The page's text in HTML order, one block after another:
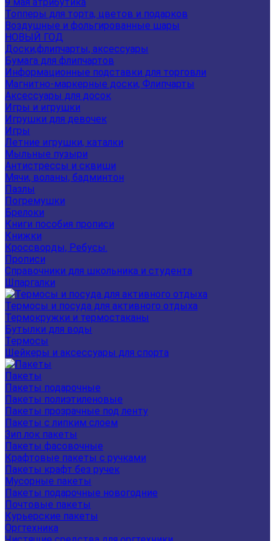
Топперы для торта, цветов и подарков
Воздушные и фольгированные шары
НОВЫЙ ГОД
Доски,флипчарты, аксессуары
Бумага для флипчартов
Информационные подставки для торговли
Магнитно-маркерные доски, Флипчарты
Аксессуары для досок
Игры и игрушки
Игрушки для девочек
Игры
Летние игрушки, каталки
Мыльные пузыри
Антистрессы и сквиши
Мячи, воланы, бадминтон
Пазлы
Погремушки
Брелоки
Книги пособия прописи
Книжки
Кроссворды, Ребусы.
Прописи
Справочники для школьника и студента
Шпаргалки
Термосы и посуда для активного отдыха
Термокружки и термостаканы
Бутылки для воды
Термосы
Шейкеры и аксессуары для спорта
Пакеты
Пакеты подарочные
Пакеты полиэтиленовые
Пакеты прозрачные под ленту
Пакеты с липким слоем
Зип лок пакеты
Пакеты фасовочные
Крафтовые пакеты с ручками
Пакеты крафт без ручек
Мусорные пакеты
Пакеты подарочные новогодние
Почтовые пакеты
Курьерские пакеты
Оргтехника